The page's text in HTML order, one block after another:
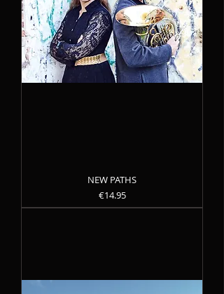
NEW PATHS
Precio
€14.95